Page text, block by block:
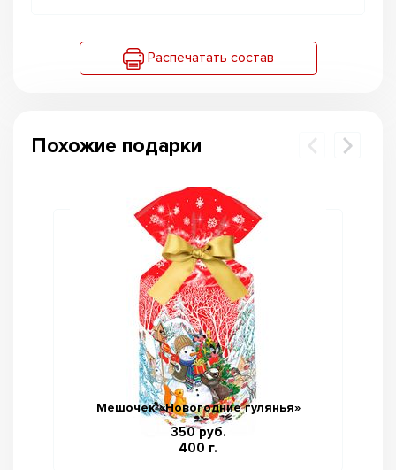
Распечатать состав
Похожие подарки
Мешочек «Новогодние гулянья»
350 руб.
400 г.